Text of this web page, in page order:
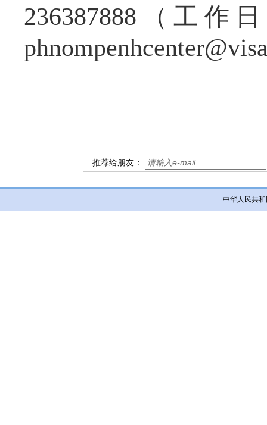
236387888（工作
推荐给朋友：
中华人民共